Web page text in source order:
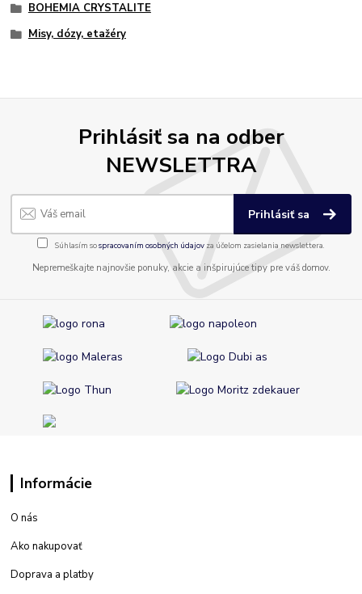
BOHEMIA CRYSTALITE
Misy, dózy, etažéry
Prihlásiť sa na odber
NEWSLETTRA
Prihlásiť sa
Súhlasím sospracovaním osobných údajov za účelom zasielania newslettera.
Nepremeškajte najnovšie ponuky, akcie a inšpirujúce tipy pre váš domov.
Informácie
O nás
Ako nakupovať
Doprava a platby